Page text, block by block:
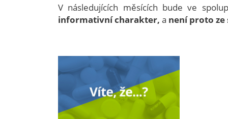
V následujících měsících bude ve
informativní charakter, a není proto